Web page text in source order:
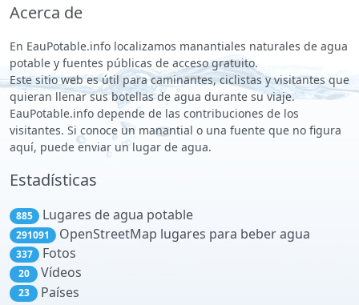
Acerca de
En EauPotable.info localizamos manantiales naturales de agua
potable y fuentes públicas de acceso gratuito.
Este sitio web es útil para caminantes, ciclistas y visitantes que
quieran llenar sus botellas de agua durante su viaje.
EauPotable.info depende de las contribuciones de los
visitantes. Si conoce un manantial o una fuente que no figura
aquí, puede enviar un lugar de agua.
Estadísticas
885 Lugares de agua potable
291091 OpenStreetMap lugares para beber agua
337 Fotos
20 Vídeos
23
Países